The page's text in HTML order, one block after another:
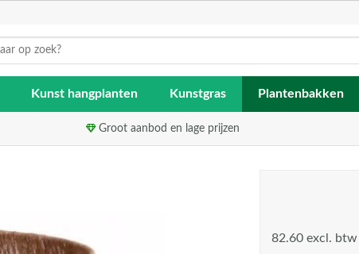
Kunst hangplanten Kunstgras Plantenbakken
Groot aanbod en lage prijzen
82.60 excl. btw